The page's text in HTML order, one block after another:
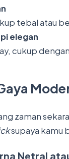
tebal atau
elegan
cukup
zaman
supaya kamu
Netral